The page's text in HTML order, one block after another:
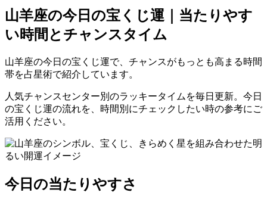
山羊座の今日の宝くじ運｜当たりやす
い時間とチャンスタイム
山羊座の今日の宝くじ運で、チャンスがもっとも高まる時間
帯を占星術で紹介しています。
人気チャンスセンター別のラッキータイムを毎日更新。今日
の宝くじ運の流れを、時間別にチェックしたい時の参考にご
活用ください。
今日の当たりやすさ